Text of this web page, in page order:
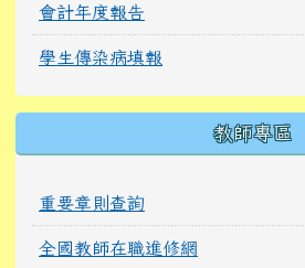
會計年度報告
學生傳染病填報
教師專區
重要章則查詢
全國教師在職進修網